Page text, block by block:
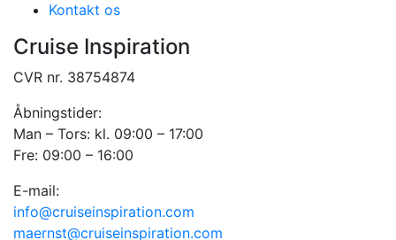
Kontakt os
Cruise Inspiration
CVR nr. 38754874
Åbningstider:
Man – Tors: kl. 09:00 – 17:00
Fre: 09:00 – 16:00
E-mail:
info@cruiseinspiration.com
maernst@cruiseinspiration.com